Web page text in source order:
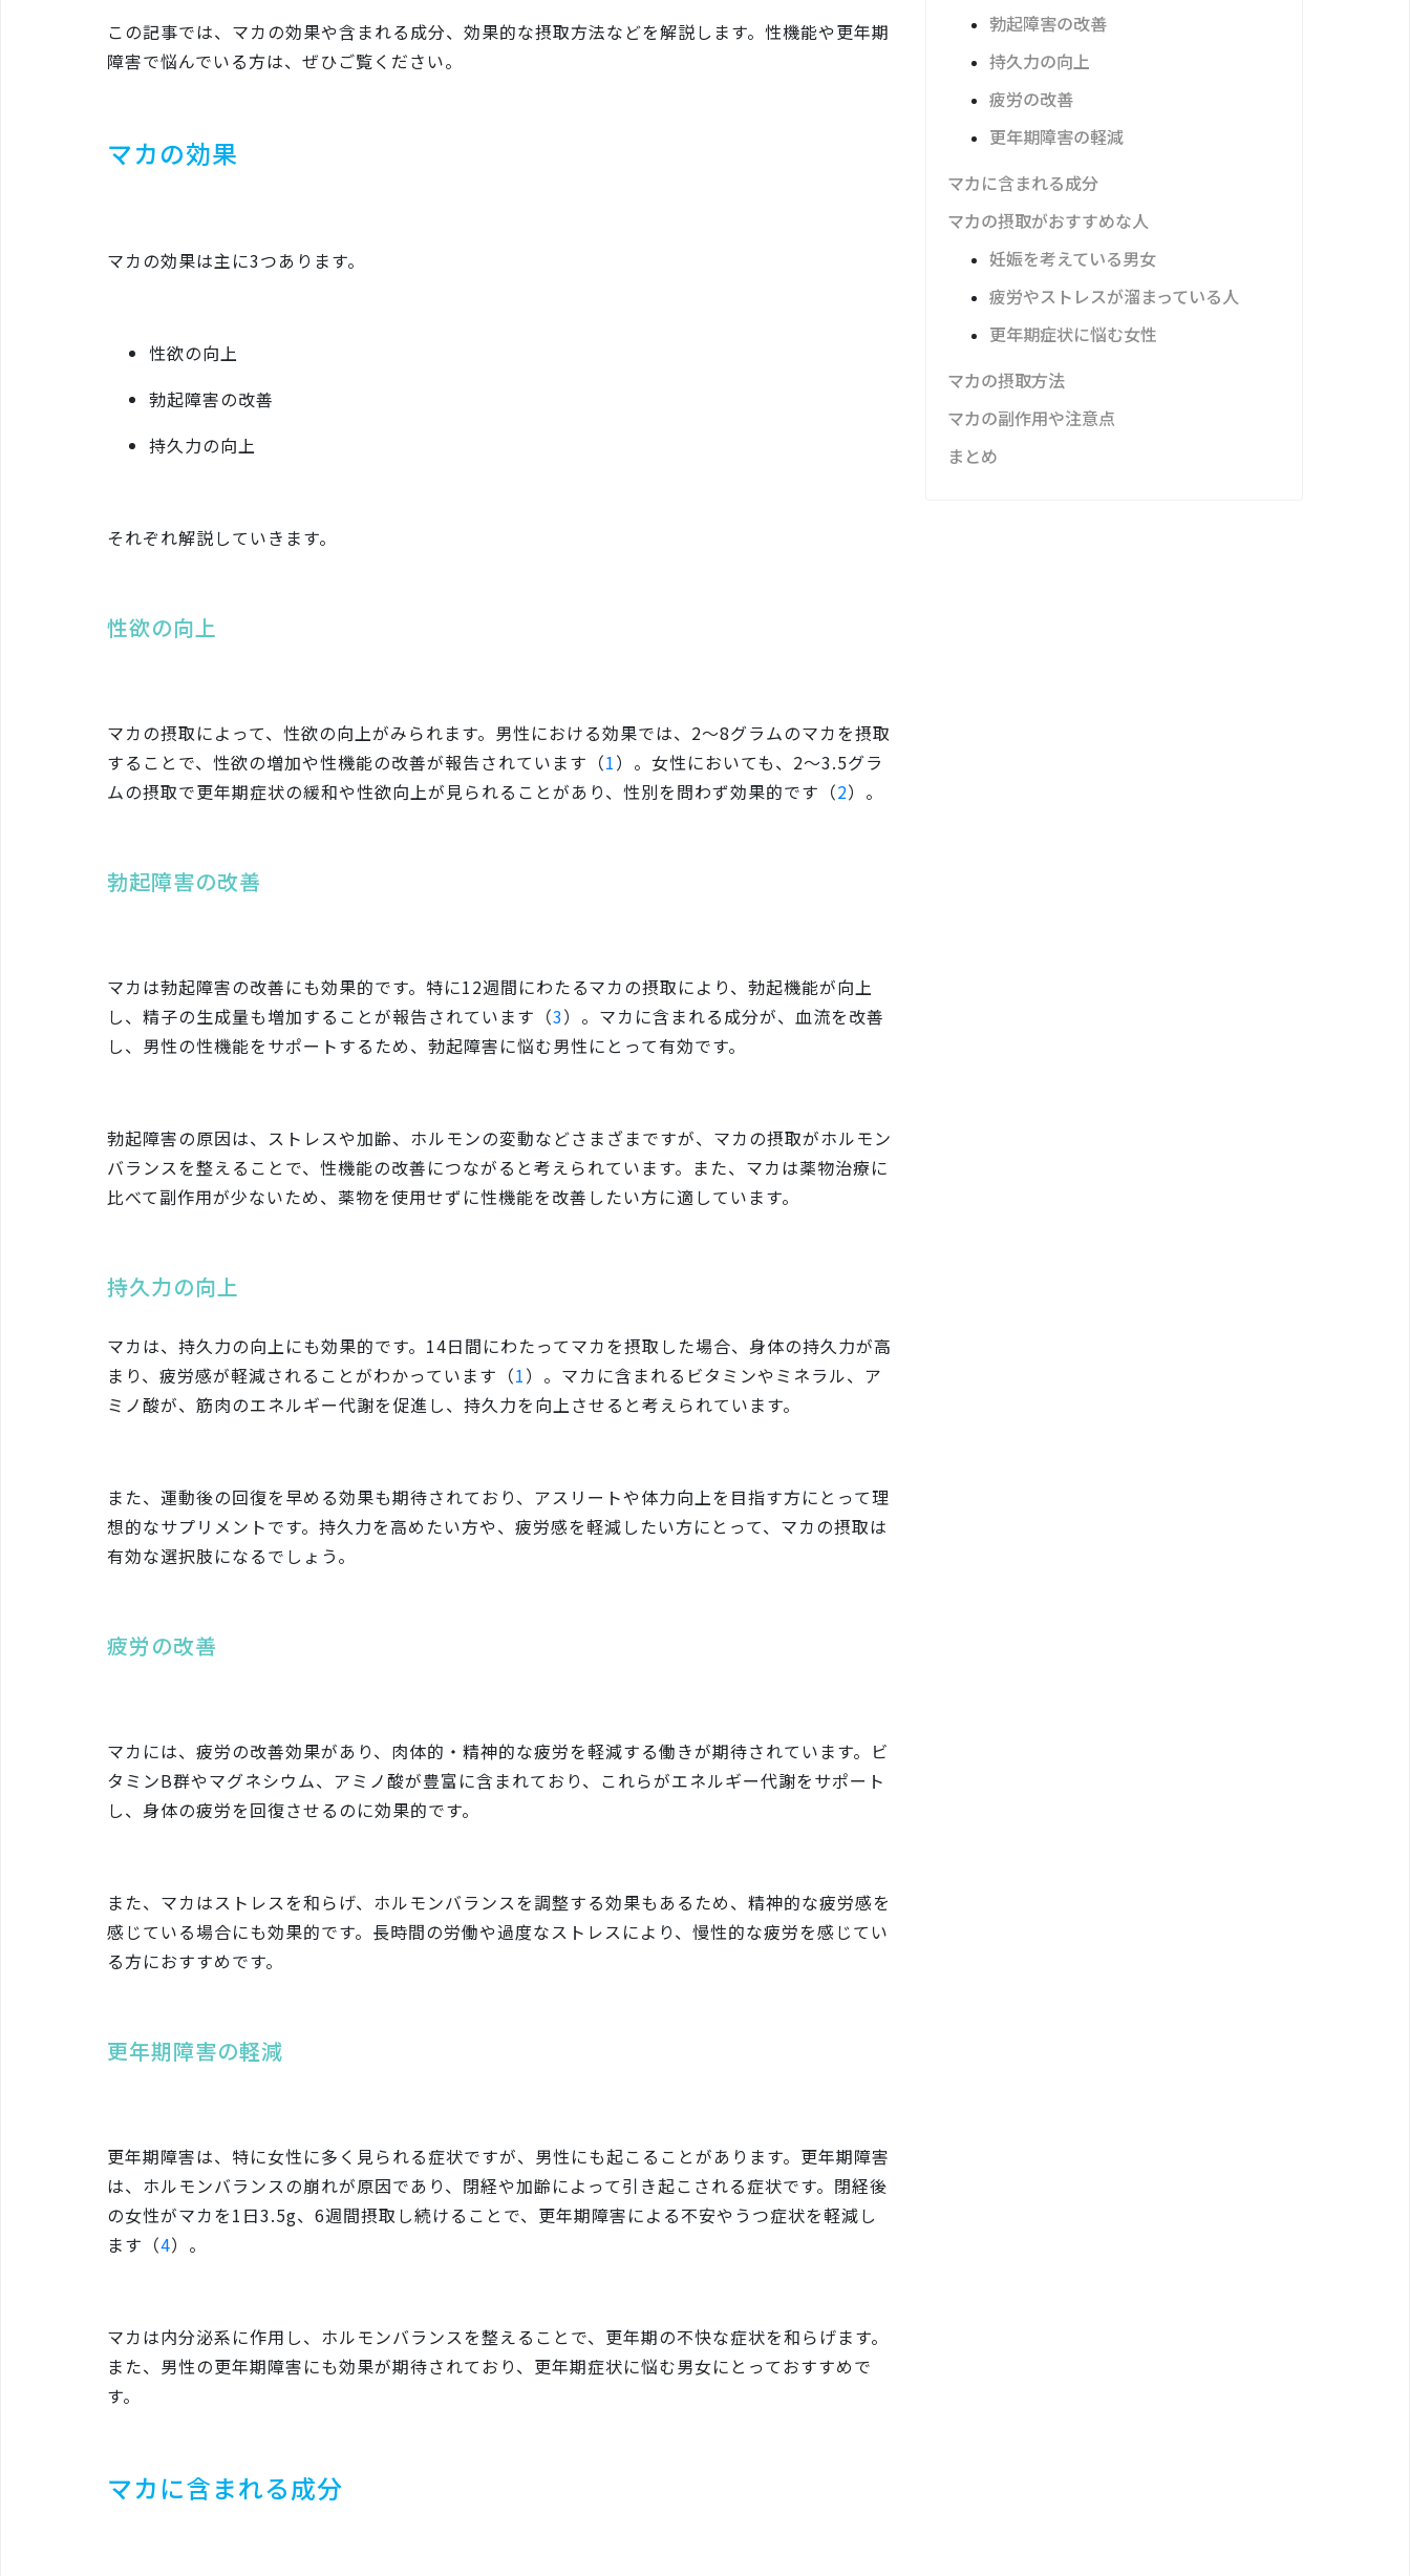
この記事では、マカの効果や含まれる成分、効果的な摂取方法などを解説します。性機能や更年期
障害で悩んでいる方は、ぜひご覧ください。
マカの効果
マカの効果は主に3つあります。
性欲の向上
勃起障害の改善
持久力の向上
それぞれ解説していきます。
性欲の向上
マカの摂取によって、性欲の向上がみられます。男性における効果では、2〜8グラムのマカを摂取
することで、性欲の増加や性機能の改善が報告されています（1）。女性においても、2〜3.5グラ
ムの摂取で更年期症状の緩和や性欲向上が見られることがあり、性別を問わず効果的です（2）。
勃起障害の改善
マカは勃起障害の改善にも効果的です。特に12週間にわたるマカの摂取により、勃起機能が向上
し、精子の生成量も増加することが報告されています（3）。マカに含まれる成分が、血流を改善
し、男性の性機能をサポートするため、勃起障害に悩む男性にとって有効です。
勃起障害の原因は、ストレスや加齢、ホルモンの変動などさまざまですが、マカの摂取がホルモン
バランスを整えることで、性機能の改善につながると考えられています。また、マカは薬物治療に
比べて副作用が少ないため、薬物を使用せずに性機能を改善したい方に適しています。
持久力の向上
マカは、持久力の向上にも効果的です。14日間にわたってマカを摂取した場合、身体の持久力が高
まり、疲労感が軽減されることがわかっています（1）。マカに含まれるビタミンやミネラル、ア
ミノ酸が、筋肉のエネルギー代謝を促進し、持久力を向上させると考えられています。
また、運動後の回復を早める効果も期待されており、アスリートや体力向上を目指す方にとって理
想的なサプリメントです。持久力を高めたい方や、疲労感を軽減したい方にとって、マカの摂取は
有効な選択肢になるでしょう。
疲労の改善
マカには、疲労の改善効果があり、肉体的・精神的な疲労を軽減する働きが期待されています。ビ
タミンB群やマグネシウム、アミノ酸が豊富に含まれており、これらがエネルギー代謝をサポート
し、身体の疲労を回復させるのに効果的です。
また、マカはストレスを和らげ、ホルモンバランスを調整する効果もあるため、精神的な疲労感を
感じている場合にも効果的です。長時間の労働や過度なストレスにより、慢性的な疲労を感じてい
る方におすすめです。
更年期障害の軽減
更年期障害は、特に女性に多く見られる症状ですが、男性にも起こることがあります。更年期障害
は、ホルモンバランスの崩れが原因であり、閉経や加齢によって引き起こされる症状です。閉経後
の女性がマカを1日3.5g、6週間摂取し続けることで、更年期障害による不安やうつ症状を軽減し
ます（4）。
マカは内分泌系に作用し、ホルモンバランスを整えることで、更年期の不快な症状を和らげます。
また、男性の更年期障害にも効果が期待されており、更年期症状に悩む男女にとっておすすめで
す。
マカに含まれる成分
勃起障害の改善
持久力の向上
疲労の改善
更年期障害の軽減
マカに含まれる成分
マカの摂取がおすすめな人
妊娠を考えている男女
疲労やストレスが溜まっている人
更年期症状に悩む女性
マカの摂取方法
マカの副作用や注意点
まとめ